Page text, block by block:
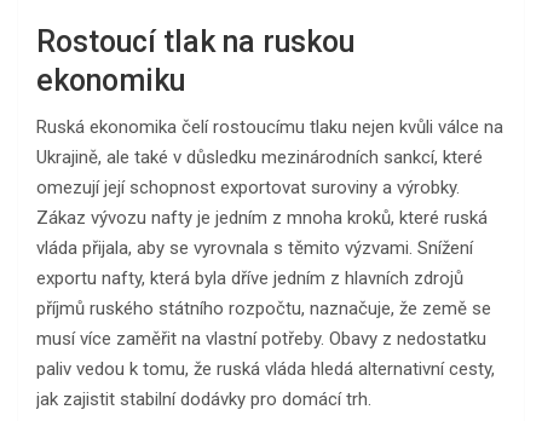
Rostoucí tlak na ruskou
ekonomiku
Ruská ekonomika čelí rostoucímu tlaku nejen kvůli válce na
Ukrajině, ale také v důsledku mezinárodních sankcí, které
omezují její schopnost exportovat suroviny a výrobky.
Zákaz vývozu nafty je jedním z mnoha kroků, které ruská
vláda přijala, aby se vyrovnala s těmito výzvami. Snížení
exportu nafty, která byla dříve jedním z hlavních zdrojů
příjmů ruského státního rozpočtu, naznačuje, že země se
musí více zaměřit na vlastní potřeby. Obavy z nedostatku
paliv vedou k tomu, že ruská vláda hledá alternativní cesty,
jak zajistit stabilní dodávky pro domácí trh.